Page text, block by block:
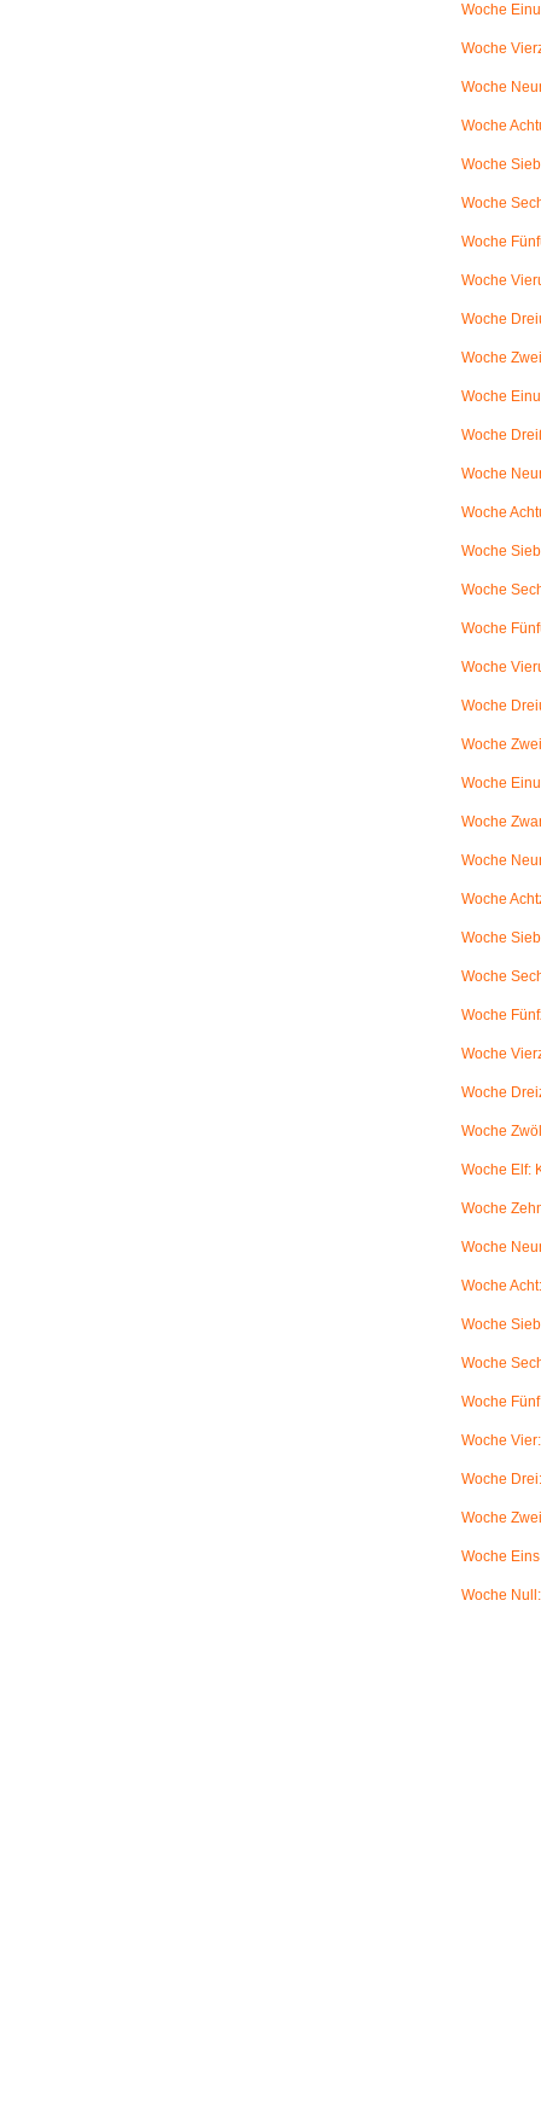
Woche
Woche
Woche
Woche
Woche
Woche
Woche
Woche
Woche
Woche
Woche
Woche
Woche
Woche
Woche
Woche
Woche
Woche
Woche
Woche
Woche
Woche
Woche
Woche
Woche
Woche
Woche
Woche
Woche
Woche
Woche Elf:
Woche
Woche
Woche
Woche
Woche
Woche
Woche
Woche
Woche
Woche
Woche